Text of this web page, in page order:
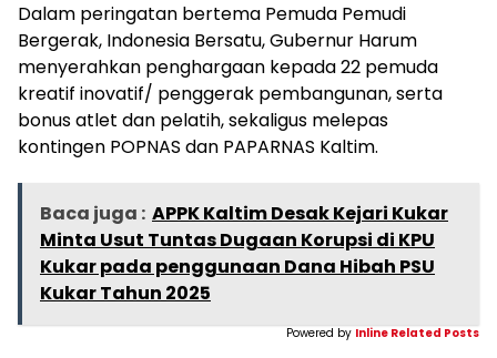
Dalam peringatan bertema Pemuda Pemudi
Bergerak, Indonesia Bersatu, Gubernur Harum
menyerahkan penghargaan kepada 22 pemuda
kreatif inovatif/ penggerak pembangunan, serta
bonus atlet dan pelatih, sekaligus melepas
kontingen POPNAS dan PAPARNAS Kaltim.
Baca juga : APPK Kaltim Desak Kejari Kukar
Minta Usut Tuntas Dugaan Korupsi di KPU
Kukar pada penggunaan Dana Hibah PSU
Kukar Tahun 2025
Powered by Inline Related Posts